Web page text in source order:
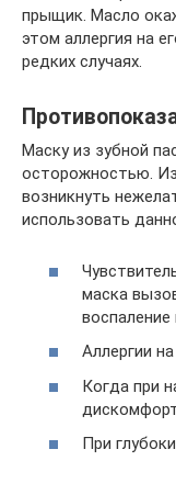
прыщик. Масло
этом аллергия на
редких случаях.
Маску из зубной
осторожностью.
возникнуть
использовать
маска
воспаление
Аллергии
Когда при
При